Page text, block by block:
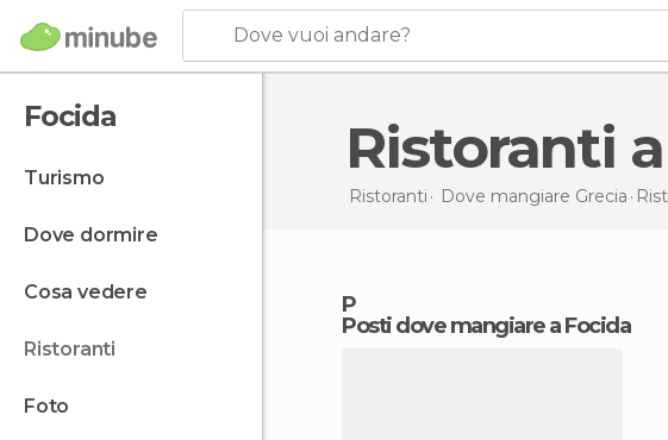
Dove vuoi andare?
Focida
turismo
dove dormire
cosa vedere
ristoranti
foto
Ristoranti
Ristoranti Dove mangiare Grecia
p
Posti dove mangiare a Focida